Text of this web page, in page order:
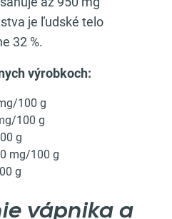
je ľudské telo
32 %.
výrobkoch:
100 g
100 g
g
mg/100 g
g
vápnika a